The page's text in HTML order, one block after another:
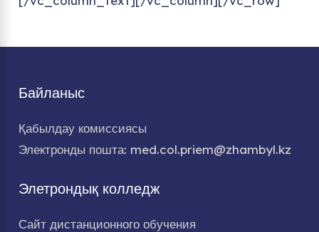
Байланыс
Қабылдау комиссиясы
Электронды пошта: med.col.priem@zhambyl.kz
Элетрондық колледж
Сайт дистанционного обучения